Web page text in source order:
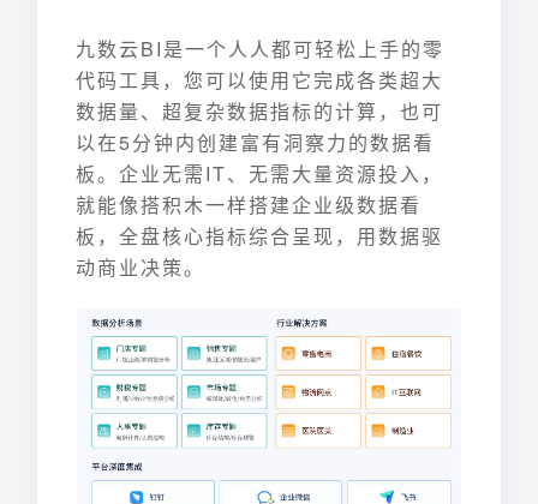
九数云BI是一个人人都可轻松上手的零
代码工具，您可以使用它完成各类超大
数据量、超复杂数据指标的计算，也可
以在5分钟内创建富有洞察力的数据看
板。企业无需IT、无需大量资源投入，
就能像搭积木一样搭建企业级数据看
板，全盘核心指标综合呈现，用数据驱
动商业决策。